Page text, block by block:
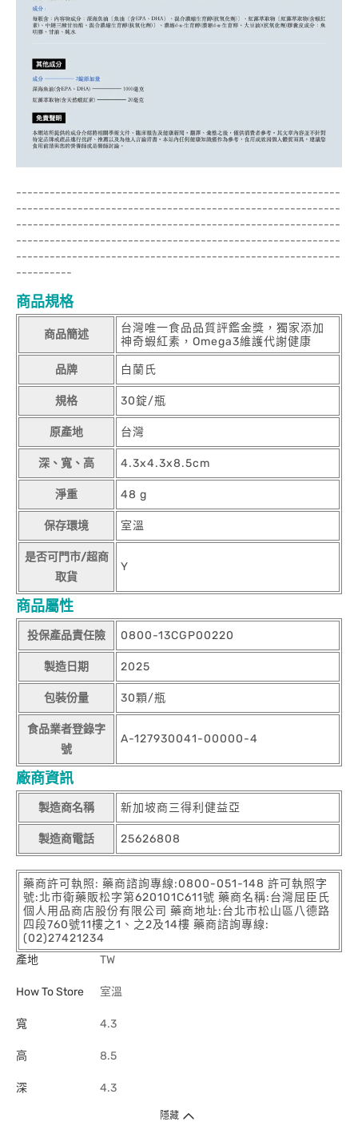
----------------------------------------------------------
----------------------------------------------------------
----------------------------------------------------------
----------------------------------------------------------
----------------------------------------------------------
----------
商品規格
商品簡述
台灣唯一食品品質評鑑金獎，獨家添加
神奇蝦紅素，Omega3維護代謝健康
品牌 白蘭氏
規格 30錠/瓶
原產地 台灣
深、寬、高 4.3x4.3x8.5cm
淨重 48 g
保存環境 室溫
是否可門市/超商
取貨
Y
商品屬性
投保產品責任險 0800-13CGP00220
製造日期 2025
包裝份量 30顆/瓶
食品業者登錄字
號
A-127930041-00000-4
廠商資訊
製造商名稱 新加坡商三得利健益亞
製造商電話 25626808
藥商許可執照: 藥商諮詢專線:0800-051-148 許可執照字
號:北市衛藥販松字第620101C611號 藥商名稱:台灣屈臣氏
個人用品商店股份有限公司 藥商地址:台北市松山區八德路
四段760號11樓之1、之2及14樓 藥商諮詢專線:
(02)27421234
產地
TW
How To Store 室溫
寬 4.3
高 8.5
深 4.3
隱藏